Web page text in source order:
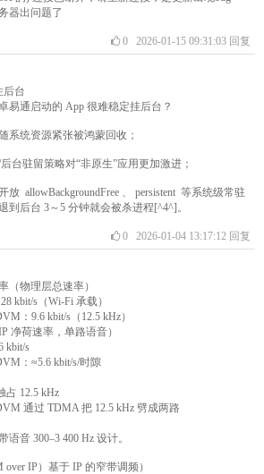
器出问题了
02026-01-15 09:31:03 回复
后台
易通启动的 App 很难稳定挂后台？
系统资源紧张被鸿蒙回收；
台驻留策略对“非原生”应用更加激进；
放 allowBackgroundFree 、 persistent 等系统级常驻
到后台 3～5 分钟就会被杀进程[^4^]。
02026-01-04 13:17:12 回复
（物理层总速率）
kbit/s（Wi-Fi 承载）
：9.6 kbit/s（12.5 kHz）
净荷速率，单路语音）
kbit/s
：≈5.6 kbit/s/时隙
占 12.5 kHz
通过 TDMA 把 12.5 kHz 劈成两路​
语音 300–3 400 Hz 设计。
IP）基于 IP 的窄带调频）